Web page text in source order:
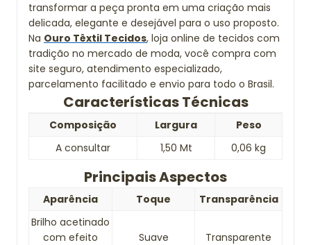
transformar a peça pronta em uma criação mais
delicada, elegante e desejável para o uso proposto.
Na Ouro Têxtil Tecidos, loja online de tecidos com
tradição no mercado de moda, você compra com
site seguro, atendimento especializado,
parcelamento facilitado e envio para todo o Brasil.
Características Técnicas
Composição Largura
Peso
A consultar
1,50 Mt 0,06 kg
Principais Aspectos
Aparência Toque
Transparência
Brilho acetinado
com efeito
Suave Transparente